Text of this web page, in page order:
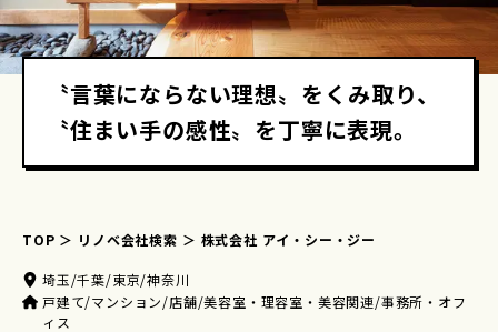
〝言葉にならない理想〟をくみ取り、
〝住まい手の感性〟を丁寧に表現。
TOP リノベ会社検索 株式会社 アイ・シー・ジー
埼玉/千葉/東京/神奈川
戸建て/マンション/店舗/美容室・理容室・美容関連/事務所・オフ
ィス